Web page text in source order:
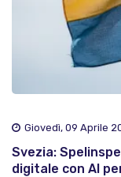
Giovedì, 09 Aprile
Svezia:
digitale con AI